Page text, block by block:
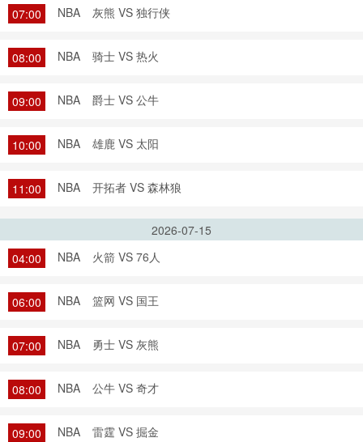
07:00 NBA 灰熊 VS 独行侠
08:00 NBA 骑士 VS 热火
09:00 NBA 爵士 VS 公牛
10:00 NBA 雄鹿 VS 太阳
11:00 NBA 开拓者 VS 森林狼
2026-07-15
04:00
NBA 火箭 VS 76人
06:00 NBA 篮网 VS 国王
07:00 NBA 勇士 VS 灰熊
08:00 NBA 公牛 VS 奇才
09:00 NBA 雷霆 VS 掘金